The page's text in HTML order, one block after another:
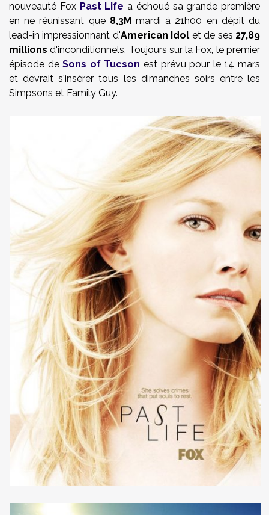
nouveauté Fox Past Life a échoué sa grande première
en ne réunissant que 8,3Mmardi à 21h00 en dépit du
lead-in impressionnant d'American Idol et de ses 27,89
millions d'inconditionnels. Toujours sur la Fox, le premier
épisode deSons of Tucson est prévu pour le 14 mars
et devrait s'insérer tous les dimanches soirs entre les
Simpsons et Family Guy.